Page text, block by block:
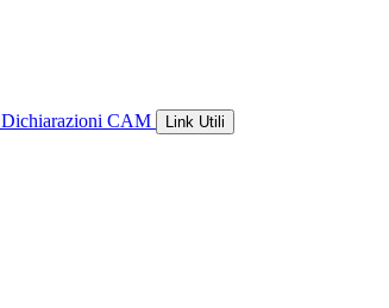
Dichiarazioni CAM Link Utili